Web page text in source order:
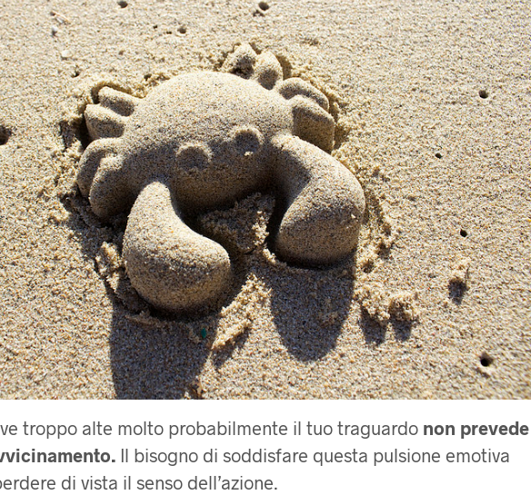
troppo alte molto probabilmente il tuo traguardo non prevede
Il bisogno di soddisfare questa pulsione emotiva
di vista il senso dell’azione.